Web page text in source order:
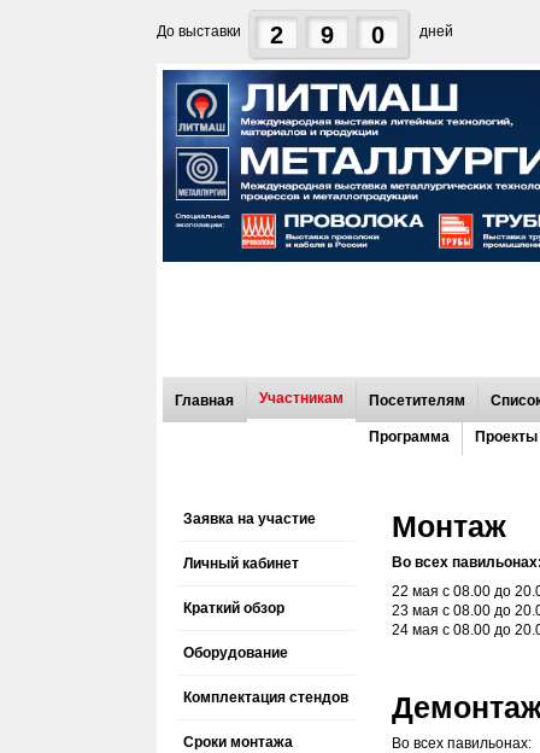
До выставки 2 9 0 дней
Главная Участникам Посетителям
Программа Проекты
Заявка на участие
Личный кабинет
Краткий обзор
Оборудование
Комплектация стендов
Сроки монтажа
Монтаж
Во всех
22 мая с 08.00 до
23 мая с 08.00 до
24 мая с 08.00 до
Во всех павильонах: